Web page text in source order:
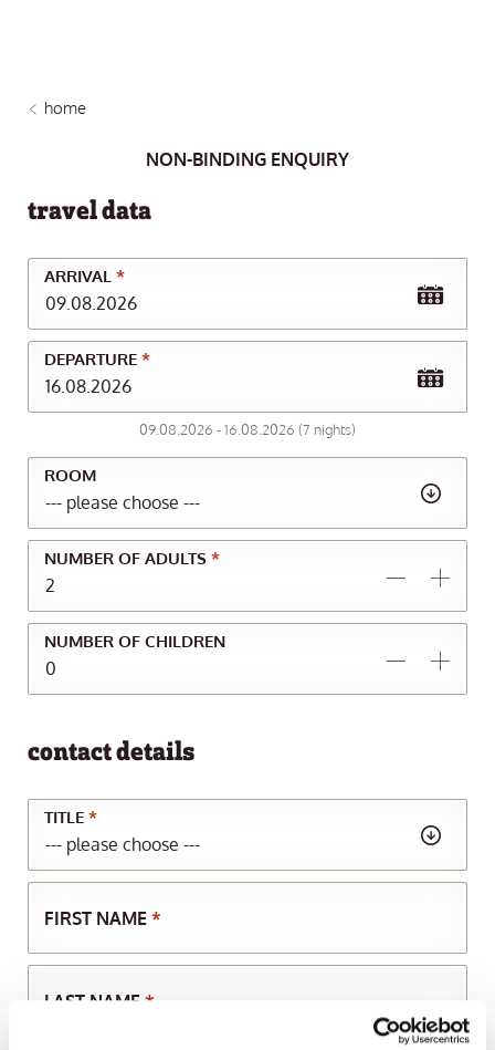
home
NON-BINDING ENQUIRY
travel data
ARRIVAL *
DEPARTURE *
09.08.2026 -16.08.2026 (7 nights)
ROOM
NUMBER OF ADULTS *
NUMBER OF CHILDREN
contact details
TITLE *
FIRST NAME *
LAST NAME *